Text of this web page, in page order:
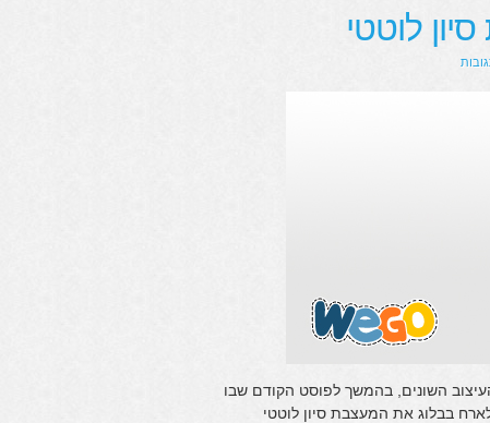
לוטטי
השונים, בהמשך לפוסט הקודם שבו
בבלוג את המעצבת סיון לוטטי